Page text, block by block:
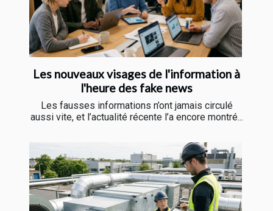
Les nouveaux visages de l'information à
l'heure des fake news
Les fausses informations n’ont jamais circulé
aussi vite, et l’actualité récente l’a encore montré...